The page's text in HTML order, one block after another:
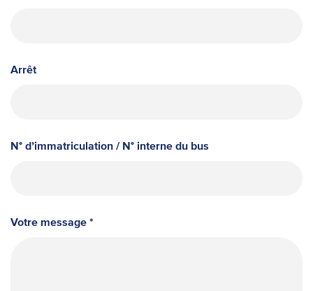
Arrêt
N° d’immatriculation / N° interne du bus
Votre message *